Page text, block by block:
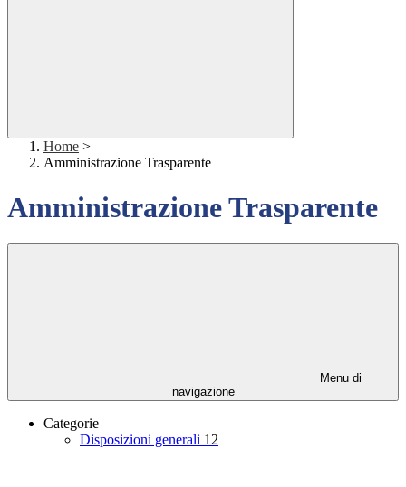
Home >
Amministrazione Trasparente
Amministrazione Trasparente
Menu di
navigazione
Categorie
Disposizioni generali 12